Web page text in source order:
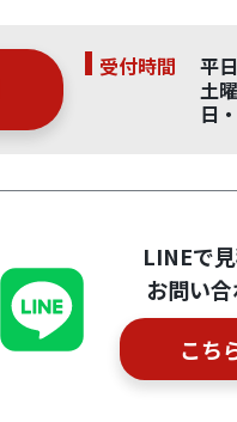
受付時間
平
土
日
LINEで
お問い
こち